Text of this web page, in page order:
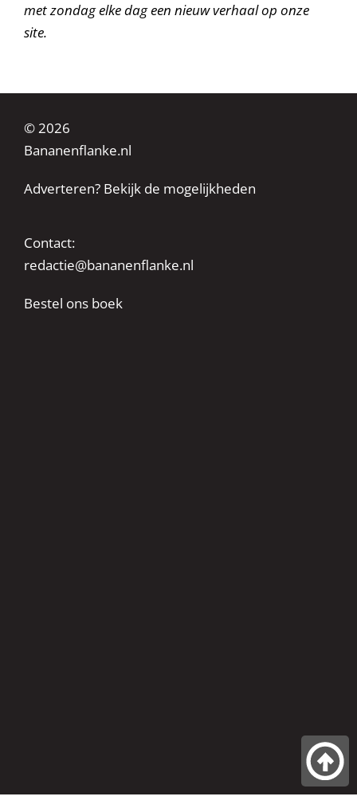
met zondag elke dag een nieuw verhaal op onze
site.
© 2026
Bananenflanke.nl
Adverteren? Bekijk de mogelijkheden
Contact:
redactie@bananenflanke.nl
Bestel ons boek